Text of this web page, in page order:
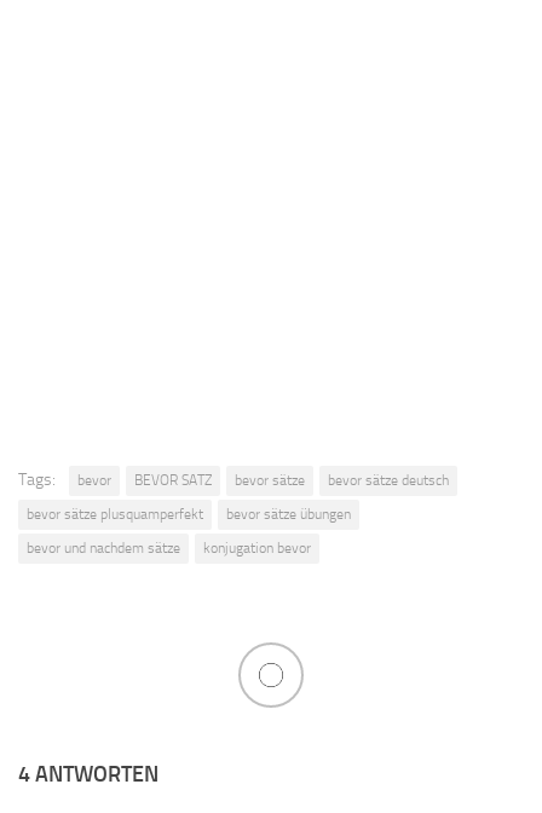
Tags: bevor BEVOR SATZ bevor sätze
bevor sätze deutsch
bevor sätze plusquamperfekt
bevor sätze übungen
bevor und nachdem sätze
konjugation bevor
4 ANTWORTEN